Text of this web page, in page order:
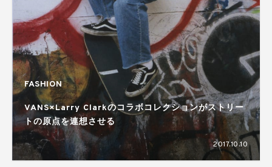
FASHION
VANS×Larry Clarkのコラボコレクションがストリー
トの原点を連想させる
2017.10.10